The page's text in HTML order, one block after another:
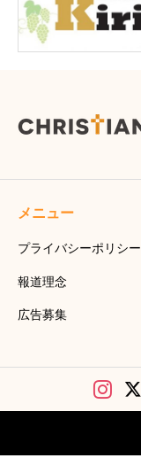
メニュー
プライバシーポリシー
報道理念
広告募集